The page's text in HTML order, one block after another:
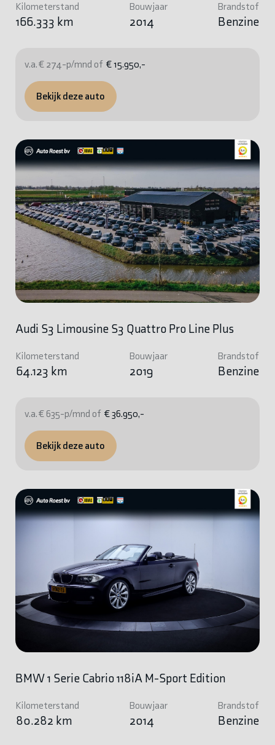
Kilometerstand
166.333 km
Bouwjaar
2014
Brandstof
Benzine
v.a. € 274-p/mnd of € 15.950,-
Bekijk deze auto
Audi S3 Limousine S3 Quattro Pro Line Plus
Kilometerstand
64.123 km
Bouwjaar
2019
Brandstof
Benzine
v.a. € 635-p/mnd of € 36.950,-
Bekijk deze auto
BMW 1 Serie Cabrio 118iA M-Sport Edition
Kilometerstand
80.282 km
Bouwjaar
2014
Brandstof
Benzine